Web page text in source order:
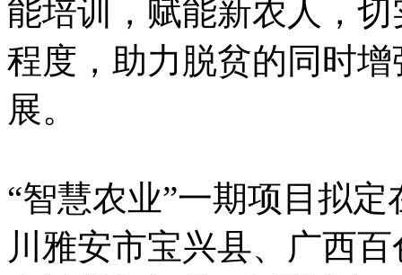
能培训，赋能新农人，
程度，助力脱贫的同时
展。
“智慧农业”一期项目拟
川雅安市宝兴县、广西